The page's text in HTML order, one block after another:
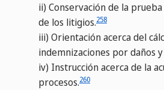
ii) Conservación de la
de los litigios.258
iii) Orientación acerca del
indemnizaciones por daños
iv) Instrucción acerca de la
procesos.260